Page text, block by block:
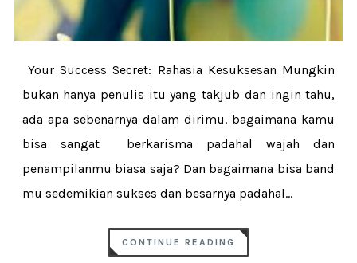
Your Success Secret: Rahasia Kesuksesan Mungkin
bukan hanya penulis itu yang takjub dan ingin tahu,
ada apa sebenarnya dalam dirimu. bagaimana kamu
bisa sangat berkarisma padahal wajah dan
penampilanmu biasa saja? Dan bagaimana bisa band
mu sedemikian sukses dan besarnya padahal...
CONTINUE READING